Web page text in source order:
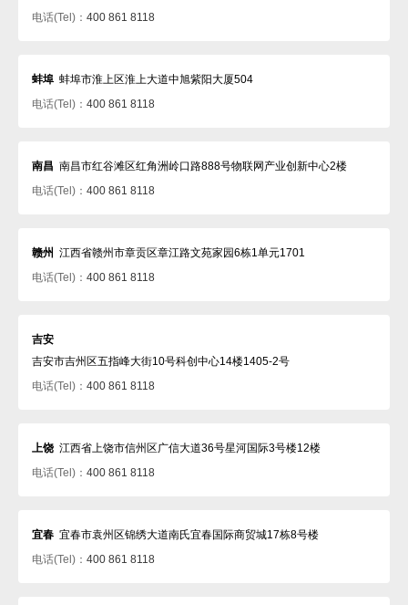
电话(Tel)： 400 861 8118
蚌埠 蚌埠市淮上区淮上大道中旭紫阳大厦504
电话(Tel)： 400 861 8118
南昌 南昌市红谷滩区红角洲岭口路888号物联网产业创新中心2楼
电话(Tel)： 400 861 8118
赣州 江西省赣州市章贡区章江路文苑家园6栋1单元1701
电话(Tel)： 400 861 8118
吉安
吉安市吉州区五指峰大街10号科创中心14楼1405-2号
电话(Tel)： 400 861 8118
上饶 江西省上饶市信州区广信大道36号星河国际3号楼12楼
电话(Tel)： 400 861 8118
宜春 宜春市袁州区锦绣大道南氏宜春国际商贸城17栋8号楼
电话(Tel)： 400 861 8118